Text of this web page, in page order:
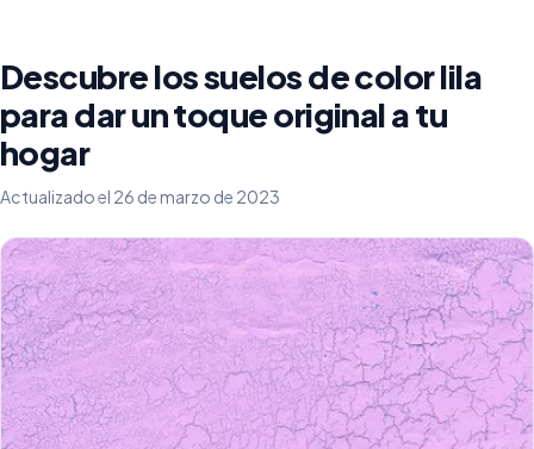
Descubre los suelos de color lila
para dar un toque original a tu
hogar
Actualizado el 26 de marzo de 2023